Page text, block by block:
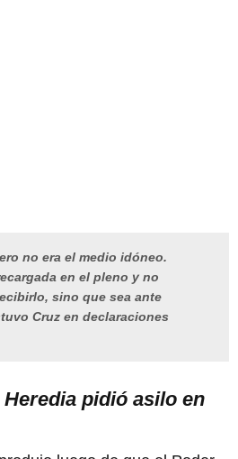
no era el medio idóneo.
en el pleno y no
sino que sea ante
Cruz en declaraciones
pidió asilo en